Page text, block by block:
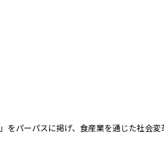
パーパスに掲げ、食産業を通じた社会変